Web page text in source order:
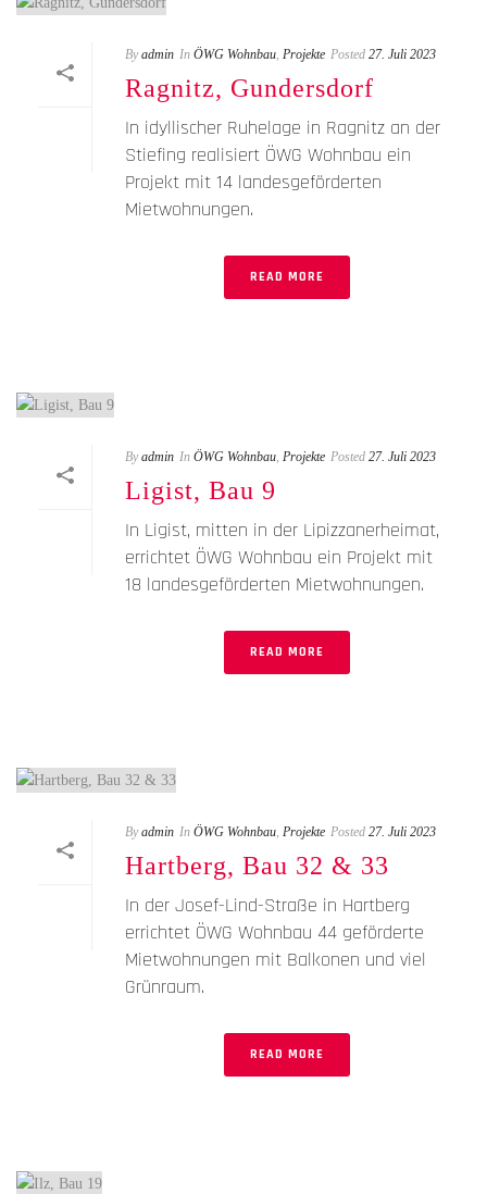
By admin In ÖWG Wohnbau, Projekte Posted 27. Juli 2023
Ragnitz, Gundersdorf
In idyllischer Ruhelage in Ragnitz an der
Stiefing realisiert ÖWG Wohnbau ein
Projekt mit 14 landesgeförderten
Mietwohnungen.
READ MORE
By admin In ÖWG Wohnbau, Projekte Posted 27. Juli 2023
Ligist, Bau 9
In Ligist, mitten in der Lipizzanerheimat,
errichtet ÖWG Wohnbau ein Projekt mit
18 landesgeförderten Mietwohnungen.
READ MORE
By admin In ÖWG Wohnbau, Projekte Posted 27. Juli 2023
Hartberg, Bau 32 & 33
In der Josef-Lind-Straße in Hartberg
errichtet ÖWG Wohnbau 44 geförderte
Mietwohnungen mit Balkonen und viel
Grünraum.
READ MORE